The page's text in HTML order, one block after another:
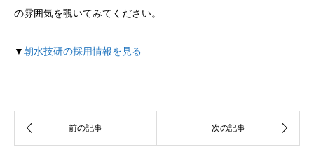
の雰囲気を覗いてみてください。
▼朝水技研の採用情報を見る